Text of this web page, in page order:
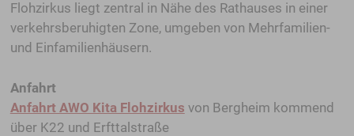
Flohzirkus liegt zentral in Nähe des Rathauses in einer
verkehrsberuhigten Zone, umgeben von Mehrfamilien-
und Einfamilienhäusern.
Anfahrt
Anfahrt AWO Kita Flohzirkus von Bergheim kommend
über K22 und Erfttalstraße